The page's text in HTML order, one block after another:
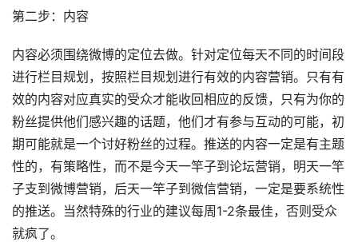
第二步：内容
内容必须围绕微博的定位去做。针对定位每天不同的时间段
进行栏目规划，按照栏目规划进行有效的内容营销。只有有
效的内容对应真实的受众才能收回相应的反馈，只有为你的
粉丝提供他们感兴趣的话题，他们才有参与互动的可能，初
期可能就是一个讨好粉丝的过程。推送的内容一定是有主题
性的，有策略性，而不是今天一竿子到论坛营销，明天一竿
子支到微博营销，后天一竿子到微信营销，一定是要系统性
的推送。当然特殊的行业的建议每周1-2条最佳，否则受众
就疯了。